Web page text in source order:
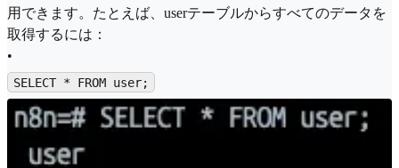
用できます。たとえば、userテーブルからすべてのデータを
取得するには：
•
SELECT * FROM user;